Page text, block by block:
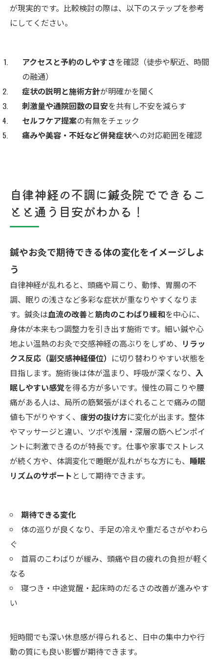
が現実的です。比較検討の際は、以下のステップを参考
にしてください。
アクセスと予約のしやすさを確認（徒歩や駅近、時間
の融通）
症状の説明と施術方針が明確かを聞く
刺激量や通院回数の目安を共有し不安を減らす
セルフケア提案の有無をチェック
痛みや美容・不妊など併発症状への対応範囲を確認
自律神経の不調に鍼灸院でできるこ
とと通う目安がわかる！
鍼やお灸で期待できる体の変化をイメージしよ
う
自律神経が乱れると、頭痛や肩こり、動悸、胃腸の不
調、眠りの浅さなど多彩な症状が重なりやすくなりま
す。鍼灸は血流の改善と筋肉のこわばり緩和を中心に、
身体が本来もつ調整力を引き出す施術です。細い鍼や心
地よい温熱のお灸で交感神経の高ぶりをしずめ、 リラッ
クス反応（副交感神経優位） に切り替わりやすい状態を
目指します。施術後は体が温まり、呼吸が深くなり、 入
眠しやすい感覚を得る方が多いです。慢性の肩こりや腰
痛がある人は、局所の筋緊張がほぐれることで痛みの閾
値も下がりやすく、 疲労の抜け方に変化が出ます。整体
やマッサージと違い、ツボや浅層・深層の筋へピンポイ
ントに刺激できるのが特長です。仕事や家事でストレス
が続く方や、体調変化で睡眠が乱れがちな方にも、 睡眠
リズムのサポート として期待できます。
期待できる変化
体の巡りが良くなり、手足の冷えや重だるさがやわら
ぐ
首肩のこわばりが緩み、頭痛や目の疲れの負担が軽く
なる
寝つき・中途覚醒・起床時のだるさの改善が進みやす
い
短時間でも深い休息感が得られると、日中の集中力や行
動の質にも良い影響が期待できます。